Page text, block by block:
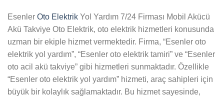
Esenler Oto Elektrik Yol Yardım 7/24 Firması Mobil Akücü
Akü Takviye Oto Elektrik, oto elektrik hizmetleri konusunda
uzman bir ekiple hizmet vermektedir. Firma, “Esenler oto
elektrik yol yardım”, “Esenler oto elektrik tamiri” ve “Esenler
oto acil akü takviye” gibi hizmetleri sunmaktadır. Özellikle
“Esenler oto elektrik yol yardım” hizmeti, araç sahipleri için
büyük bir kolaylık sağlamaktadır. Bu hizmet sayesinde,